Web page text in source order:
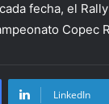
fecha, el
Copec
LinkedIn